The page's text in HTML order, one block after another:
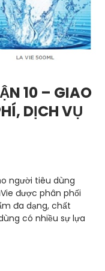
10 – GIAO
DỊCH VỤ
người tiêu dùng
được phân phối
đa dạng, chất
có nhiều sự lựa